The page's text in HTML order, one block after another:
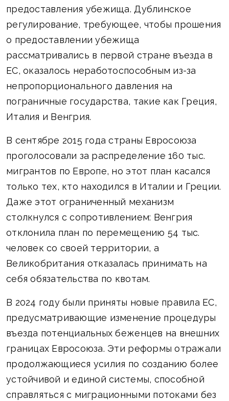
предоставления убежища. Дублинское
регулирование, требующее, чтобы прошения
о предоставлении убежища
рассматривались в первой стране въезда в
ЕС, оказалось неработоспособным из-за
непропорционального давления на
пограничные государства, такие как Греция,
Италия и Венгрия.
В сентябре 2015 года страны Евросоюза
проголосовали за распределение 160 тыс.
мигрантов по Европе, но этот план касался
только тех, кто находился в Италии и Греции.
Даже этот ограниченный механизм
столкнулся с сопротивлением: Венгрия
отклонила план по перемещению 54 тыс.
человек со своей территории, а
Великобритания отказалась принимать на
себя обязательства по квотам.
В 2024 году были приняты новые правила ЕС,
предусматривающие изменение процедуры
въезда потенциальных беженцев на внешних
границах Евросоюза. Эти реформы отражали
продолжающиеся усилия по созданию более
устойчивой и единой системы, способной
справляться с миграционными потоками без